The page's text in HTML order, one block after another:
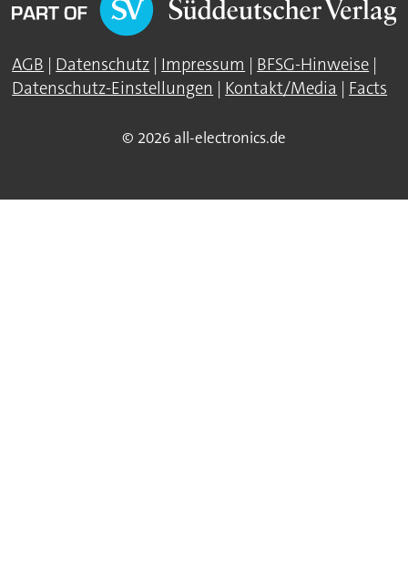
AGB | Datenschutz | Impressum | BFSG-Hinweise |
Datenschutz-Einstellungen | Kontakt/Media | Facts
© 2026 all-electronics.de